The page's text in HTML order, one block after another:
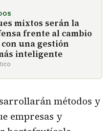
mixtos serán la
frente al cambio
una gestión
inteligente
métodos y
empresas y